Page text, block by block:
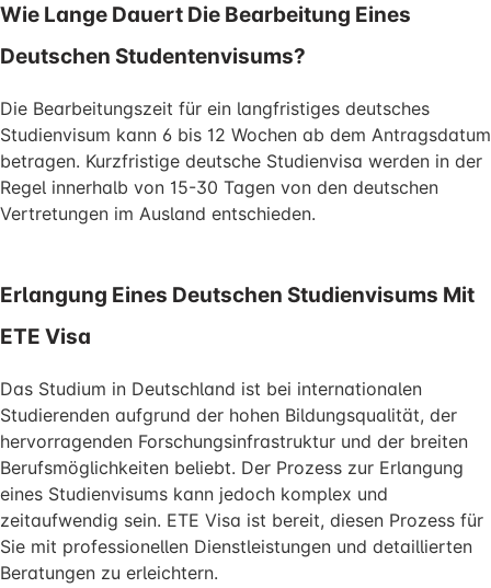
Wie Lange Dauert Die Bearbeitung Eines
Deutschen Studentenvisums?
Die Bearbeitungszeit für ein langfristiges deutsches
Studienvisum kann 6 bis 12 Wochen ab dem Antragsdatum
betragen. Kurzfristige deutsche Studienvisa werden in der
Regel innerhalb von 15-30 Tagen von den deutschen
Vertretungen im Ausland entschieden.
Erlangung Eines Deutschen Studienvisums Mit
ETE Visa
Das Studium in Deutschland ist bei internationalen
Studierenden aufgrund der hohen Bildungsqualität, der
hervorragenden Forschungsinfrastruktur und der breiten
Berufsmöglichkeiten beliebt. Der Prozess zur Erlangung
eines Studienvisums kann jedoch komplex und
zeitaufwendig sein. ETE Visa ist bereit, diesen Prozess für
Sie mit professionellen Dienstleistungen und detaillierten
Beratungen zu erleichtern.